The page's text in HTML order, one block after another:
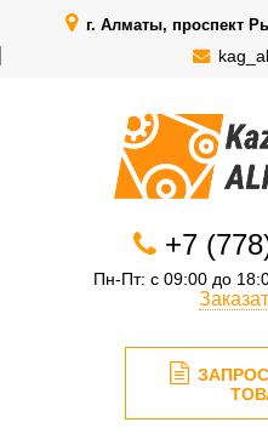
г. Алматы, проспект
+7
Пн-Пт: с 09:00 до